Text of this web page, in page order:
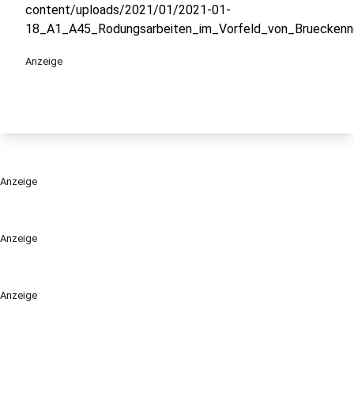
Anzeige
Anzeige
content/uploads/2021/01/2021-01-
Anzeige
Anzeige